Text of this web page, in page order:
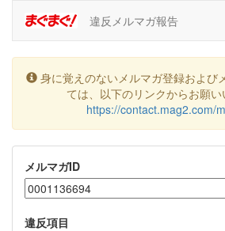
違反メルマガ報告
身に覚えのないメルマガ登録および
ては、以下のリンクからお願い
https://contact.mag2.com/
メルマガID
違反項目